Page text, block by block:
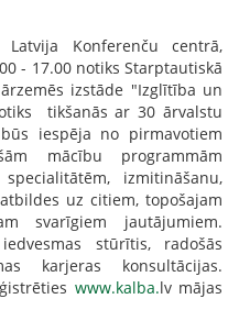
Konferenču centrā,
- 17.00 notiks Starptautiskā
izstāde "Izglītība un
tikšanās ar 30 ārvalstu
iespēja no pirmavotiem
mācību programmām
izmitināšanu,
uz citiem, topošajam
svarīgiem jautājumiem.
stūrītis, radošās
karjeras konsultācijas.
www.kalba.lv mājas